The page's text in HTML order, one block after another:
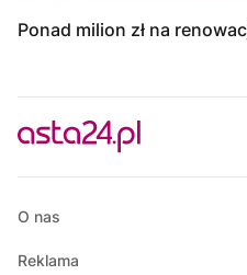
Ponad milion zł na
O nas
Reklama